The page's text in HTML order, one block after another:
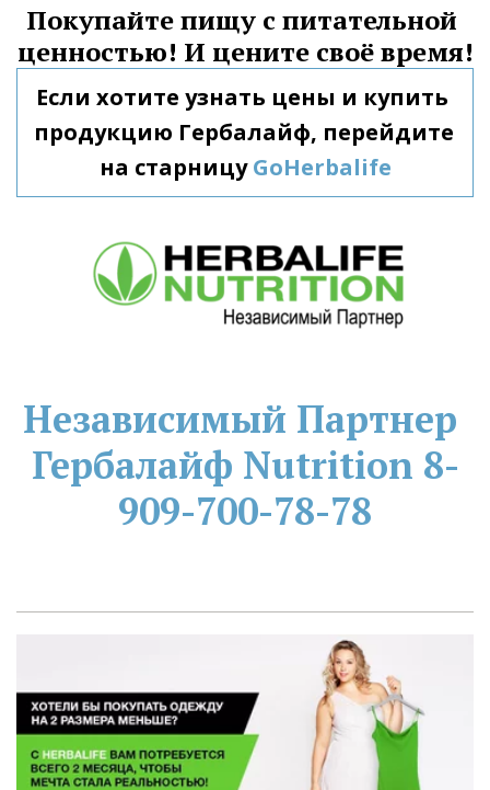
Покупайте пищу с питательной
ценностью! И цените своё время!
Если хотите узнать цены и купить
продукцию Гербалайф, перейдите
на старницу GoHerbalife
Независимый Партнер
Гербалайф Nutrition 8-
909-700-78-78